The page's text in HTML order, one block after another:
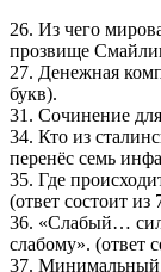
26. Из чего
прозвище
27. Денежная
букв).
31. Сочинение
34. Кто из
перенёс семь
35. Где
(ответ состоит из
36. «Слабый…
слабому». (ответ
37. Минимальный